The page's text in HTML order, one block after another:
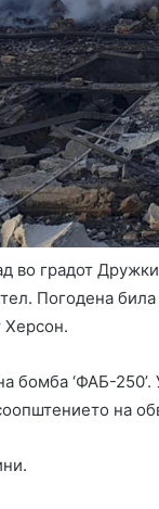
во градот
Погодена
Херсон.
бомба ‘ФАБ-
на